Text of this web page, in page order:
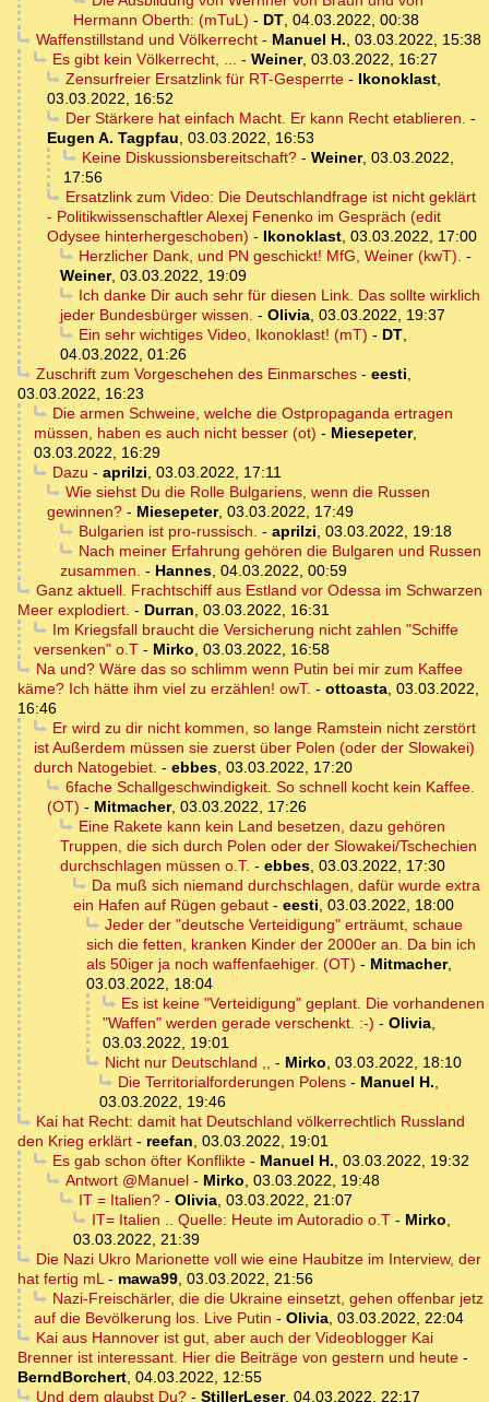
Hermann Oberth: (mTuL) - DT, 04.03.2022, 00:38
Waffenstillstand und Völkerrecht- Manuel H., 03.03.2022, 15:38
Es gibt kein Völkerrecht, ... - Weiner, 03.03.2022, 16:27
Zensurfreier Ersatzlink für RT-Gesperrte- Ikonoklast,
03.03.2022, 16:52
Der Stärkere hat einfach Macht. Er kann Recht etablieren. -
Eugen A. Tagpfau, 03.03.2022, 16:53
Keine Diskussionsbereitschaft?- Weiner, 03.03.2022,
17:56
Ersatzlink zum Video: Die Deutschlandfrage ist nicht geklärt
- Politikwissenschaftler Alexej Fenenko im Gespräch (edit
Odysee hinterhergeschoben) - Ikonoklast, 03.03.2022, 17:00
Herzlicher Dank, und PN geschickt! MfG, Weiner (kwT). -
Weiner, 03.03.2022, 19:09
Ich danke Dir auch sehr für diesen Link. Das sollte wirklich
jeder Bundesbürger wissen. - Olivia, 03.03.2022, 19:37
Ein sehr wichtiges Video, Ikonoklast! (mT) - DT,
04.03.2022, 01:26
Zuschrift zum Vorgeschehen des Einmarsches- eesti,
03.03.2022, 16:23
Die armen Schweine, welche die Ostpropaganda ertragen
müssen, haben es auch nicht besser (ot) - Miesepeter,
03.03.2022, 16:29
Dazu - aprilzi, 03.03.2022, 17:11
Wie siehst Du die Rolle Bulgariens, wenn die Russen
gewinnen? - Miesepeter, 03.03.2022, 17:49
Bulgarien ist pro-russisch. - aprilzi, 03.03.2022, 19:18
Nach meiner Erfahrung gehören die Bulgaren und Russen
zusammen. - Hannes, 04.03.2022, 00:59
Ganz aktuell. Frachtschiff aus Estland vor Odessa im Schwarzen
Meer explodiert. - Durran, 03.03.2022, 16:31
Im Kriegsfall braucht die Versicherung nicht zahlen "Schiffe
versenken" o.T - Mirko, 03.03.2022, 16:58
Na und? Wäre das so schlimm wenn Putin bei mir zum Kaffee
käme? Ich hätte ihm viel zu erzählen! owT. - ottoasta, 03.03.2022,
16:46
Er wird zu dir nicht kommen, so lange Ramstein nicht zerstört
ist Außerdem müssen sie zuerst über Polen (oder der Slowakei)
durch Natogebiet. - ebbes, 03.03.2022, 17:20
6fache Schallgeschwindigkeit. So schnell kocht kein Kaffee.
(OT) - Mitmacher, 03.03.2022, 17:26
Eine Rakete kann kein Land besetzen, dazu gehören
Truppen, die sich durch Polen oder der Slowakei/Tschechien
durchschlagen müssen o.T. - ebbes, 03.03.2022, 17:30
Da muß sich niemand durchschlagen, dafür wurde extra
ein Hafen auf Rügen gebaut - eesti, 03.03.2022, 18:00
Jeder der "deutsche Verteidigung" erträumt, schaue
sich die fetten, kranken Kinder der 2000er an. Da bin ich
als 50iger ja noch waffenfaehiger. (OT) - Mitmacher,
03.03.2022, 18:04
Es ist keine "Verteidigung" geplant. Die vorhandenen
"Waffen" werden gerade verschenkt. :-) - Olivia,
03.03.2022, 19:01
Nicht nur Deutschland ,, - Mirko, 03.03.2022, 18:10
Die Territorialforderungen Polens- Manuel H.,
03.03.2022, 19:46
Kai hat Recht: damit hat Deutschland völkerrechtlich Russland
den Krieg erklärt - reefan, 03.03.2022, 19:01
Es gab schon öfter Konflikte- Manuel H., 03.03.2022, 19:32
Antwort @Manuel- Mirko, 03.03.2022, 19:48
IT = Italien?- Olivia, 03.03.2022, 21:07
IT= Italien .. Quelle: Heute im Autoradio o.T- Mirko,
03.03.2022, 21:39
Die Nazi Ukro Marionette voll wie eine Haubitze im Interview, der
hat fertig mL- mawa99, 03.03.2022, 21:56
Nazi-Freischärler, die die Ukraine einsetzt, gehen offenbar jetz
auf die Bevölkerung los. Live Putin - Olivia, 03.03.2022, 22:04
Kai aus Hannover ist gut, aber auch der Videoblogger Kai
Brenner ist interessant. Hier die Beiträge von gestern und heute -
BerndBorchert, 04.03.2022, 12:55
Und dem glaubst Du?- StillerLeser, 04.03.2022, 22:17